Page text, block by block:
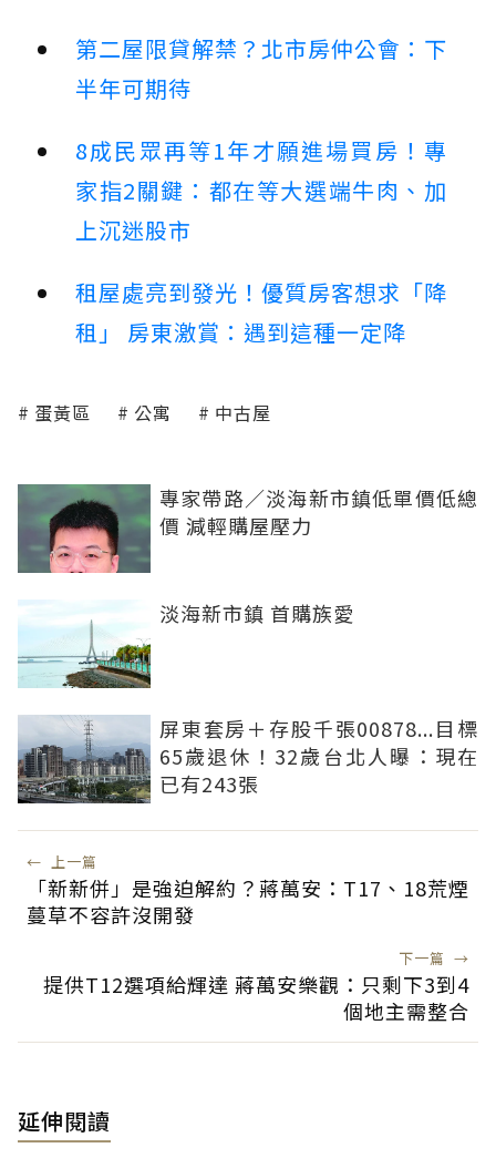
第二屋限貸解禁？北市房仲公會：下
半年可期待
8成民眾再等1年才願進場買房！專
家指2關鍵：都在等大選端牛肉、加
上沉迷股市
租屋處亮到發光！優質房客想求「降
租」 房東激賞：遇到這種一定降
蛋黃區 公寓 中古屋
專家帶路／淡海新市鎮低單價低總
價 減輕購屋壓力
淡海新市鎮 首購族愛
屏東套房＋存股千張00878...目標
65歲退休！32歲台北人曝：現在
已有243張
← 上一篇
「新新併」是強迫解約？蔣萬安：T17、18荒煙
蔓草不容許沒開發
下一篇 →
提供T12選項給輝達 蔣萬安樂觀：只剩下3到4
個地主需整合
延伸閱讀